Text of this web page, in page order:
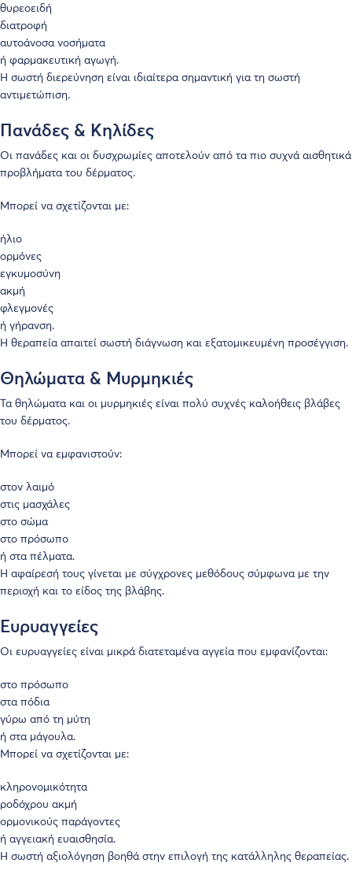
θυρεοειδή
διατροφή
αυτοάνοσα νοσήματα
ή φαρμακευτική αγωγή.
Η σωστή διερεύνηση είναι ιδιαίτερα σημαντική για τη σωστή
αντιμετώπιση.
Πανάδες & Κηλίδες
Οι πανάδες και οι δυσχρωμίες αποτελούν από τα πιο συχνά αισθητικά
προβλήματα του δέρματος.
Μπορεί να σχετίζονται με:
ήλιο
ορμόνες
εγκυμοσύνη
ακμή
φλεγμονές
ή γήρανση.
Η θεραπεία απαιτεί σωστή διάγνωση και εξατομικευμένη προσέγγιση.
Θηλώματα & Μυρμηκιές
Τα θηλώματα και οι μυρμηκιές είναι πολύ συχνές καλοήθεις βλάβες
του δέρματος.
Μπορεί να εμφανιστούν:
στον λαιμό
στις μασχάλες
στο σώμα
στο πρόσωπο
ή στα πέλματα.
Η αφαίρεσή τους γίνεται με σύγχρονες μεθόδους σύμφωνα με την
περιοχή και το είδος της βλάβης.
Ευρυαγγείες
Οι ευρυαγγείες είναι μικρά διατεταμένα αγγεία που εμφανίζονται:
στο πρόσωπο
στα πόδια
γύρω από τη μύτη
ή στα μάγουλα.
Μπορεί να σχετίζονται με:
κληρονομικότητα
ροδόχρου ακμή
ορμονικούς παράγοντες
ή αγγειακή ευαισθησία.
Η σωστή αξιολόγηση βοηθά στην επιλογή της κατάλληλης θεραπείας.